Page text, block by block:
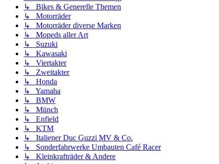
↳ Bikes & Generelle Themen
↳ Motorräder
↳ Motorräder diverse Marken
↳ Mopeds aller Art
↳ Suzuki
↳ Kawasaki
↳ Viertakter
↳ Zweitakter
↳ Honda
↳ Yamaha
↳ BMW
↳ Münch
↳ Enfield
↳ KTM
↳ Italiener Duc Guzzi MV & Co.
↳ Sonderfahrwerke Umbauten Café Racer
↳ Kleinkrafträder & Andere